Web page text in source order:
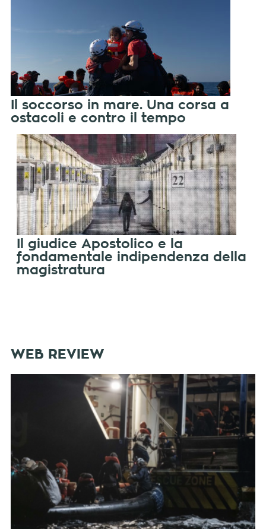
Il soccorso in mare. Una corsa a
ostacoli e contro il tempo
Il giudice Apostolico e la
fondamentale indipendenza della
magistratura
WEB REVIEW